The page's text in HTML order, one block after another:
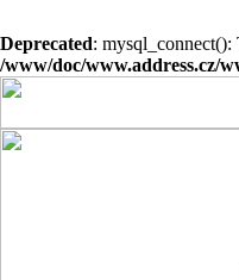
Deprecated: mysql_connect():
/www/doc/www.address.cz/